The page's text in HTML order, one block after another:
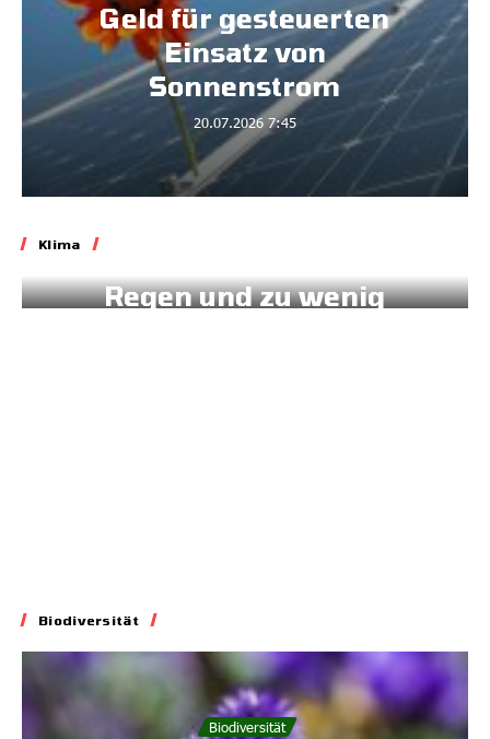
Geld für gesteuerten
Einsatz von
Sonnenstrom
20.07.2026 7:45
Klima
Regen und zu wenig
Biodiversität
Biodiversität